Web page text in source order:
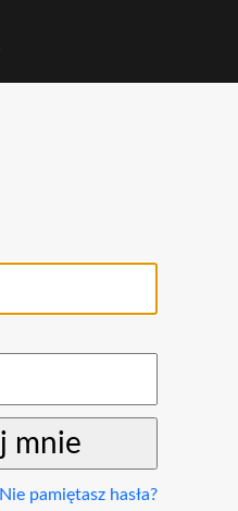
Nie pamiętasz hasła?